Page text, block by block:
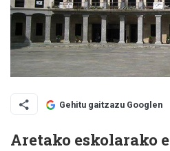
Gehitu gaitzazu Googlen
Aretako eskolarako